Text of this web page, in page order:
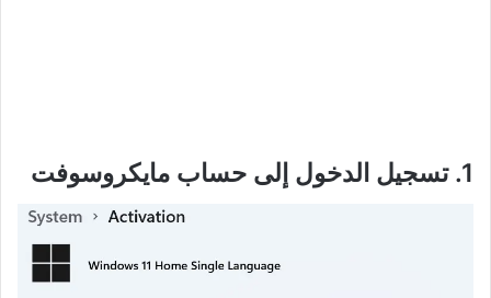
1. تسجيل الدخول إلى حساب مايكروسوفت